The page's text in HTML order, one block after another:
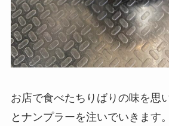
お店で食べたちりばりの味を思
とナンプラーを注いでいきます